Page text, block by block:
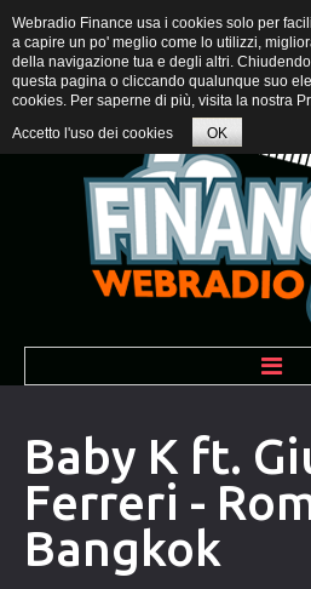
BENVENUTI
PROGRAMMI
COMMUNITY
Baby K ft.
Ferreri -
Bangkok
Webradio Finance usa i cookies solo per
a capire un po' meglio come lo utilizzi,
della navigazione tua e degli altri.
questa pagina o cliccando qualunque suo
cookies. Per saperne di più, visita la nostra
Accetto l'uso dei cookies
OK